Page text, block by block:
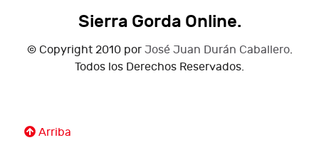
Sierra Gorda Online.
© Copyright 2010 por José Juan Durán Caballero.
Todos los Derechos Reservados.
Arriba